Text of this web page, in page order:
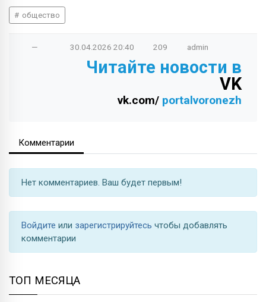
общество
— 30.04.2026 20:40 209 admin
Читайте новости в
VK
vk.com/ portalvoronezh
Комментарии
Нет комментариев. Ваш будет первым!
Войдите или зарегистрируйтесь чтобы добавлять
комментарии
ТОП МЕСЯЦА